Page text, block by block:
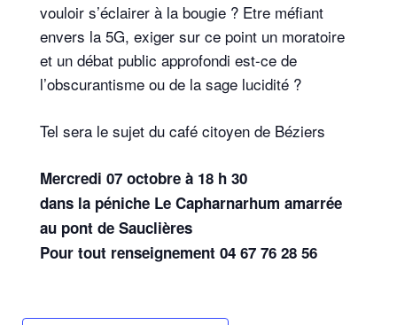
vouloir s’éclairer à la bougie ? Etre méfiant
envers la 5G, exiger sur ce point un moratoire
et un débat public approfondi est-ce de
l’obscurantisme ou de la sage lucidité ?
Tel sera le sujet du café citoyen de Béziers
Mercredi 07 octobre à 18 h 30
dans la péniche Le Capharnarhum amarrée
au pont de Sauclières
Pour tout renseignement 04 67 76 28 56